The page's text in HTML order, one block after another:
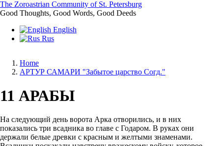
Skip
to
content
The Zoroastrian Community of St. Petersburg
Good Thoughts, Good Words, Good Deeds
English
Rus
Breadcrumb
Home
АРТУР САМАРИ "Забытое царство Согд."
11 АРАБЫ
На следующий день ворота Арка отворились, и в них
показались три всадника во главе с Годаром. В руках они
держали белые древки с красным и желтыми знаменами.